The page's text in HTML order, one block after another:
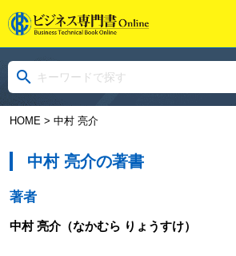
HOME> 中村 亮介
中村 亮介の著書
著者
中村 亮介（なかむら りょうすけ）